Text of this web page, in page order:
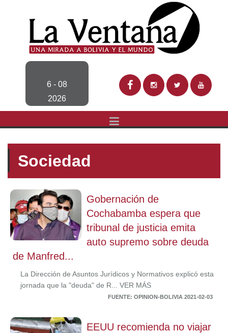
6 - 08
2026
Sociedad
Gobernación de
Cochabamba espera que
tribunal de justicia emita
auto supremo sobre deuda
de Manfred...
La Dirección de Asuntos Jurídicos y Normativos explicó esta
jornada que la "deuda" de R... VER MÁS
FUENTE: OPINION-BOLIVIA 2021-02-03
EEUU recomienda no viajar